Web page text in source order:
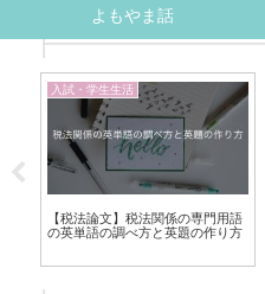
よもやま話
入試・学生生活
【税法論文】税法関係の専門用語
の英単語の調べ方と英題の作り方